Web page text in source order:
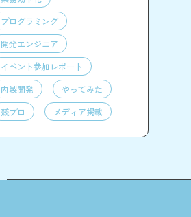
プログラミング
開発エンジニア
イベント参加レポート
内製開発
やってみた
競プロ
メディア掲載